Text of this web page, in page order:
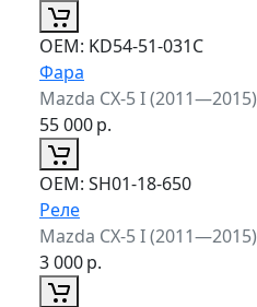
ОЕМ: KD54-51-031C
Фара
Mazda CX-5 I (2011—2015)
55 000р.
ОЕМ: SH01-18-650
Реле
Mazda CX-5 I (2011—2015)
3 000р.